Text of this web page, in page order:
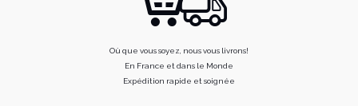
Où que vous soyez, nous vous livrons!
En France et dans le Monde
Expédition rapide et soignée